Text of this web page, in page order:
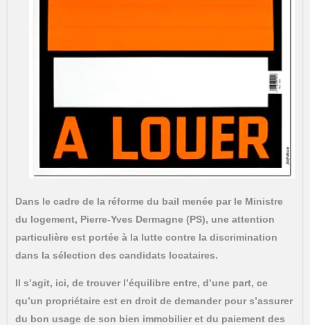
Dans le cadre de la réforme du bail menée par le Ministre
du logement, Pierre-Yves Dermagne (PS), une attention
particulière est portée à la lutte contre la discrimination
dans la sélection des candidats locataires.
Il s’agit, ici, de trouver l’équilibre entre, d’une part, ce
qu’un propriétaire est en droit de demander pour s’assurer
du bon usage de son bien immobilier et du paiement des